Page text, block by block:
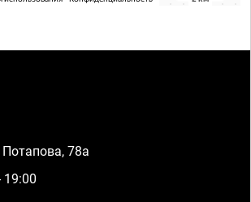
78а
19:00